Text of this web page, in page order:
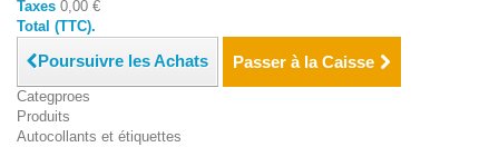
Taxes 0,00 €
Total (TTC).
Poursuivre les Achats Passer à la Caisse
Categproes
Produits
Autocollants et étiquettes